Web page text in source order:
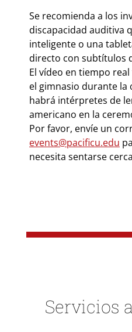
Se recomienda a los
discapacidad auditiva
inteligente o una
directo con subtítulos
El vídeo en tiempo
el gimnasio durante la
habrá intérpretes de
americano en la
Por favor, envíe un
events@pacificu.edu
necesita sentarse
Servicios